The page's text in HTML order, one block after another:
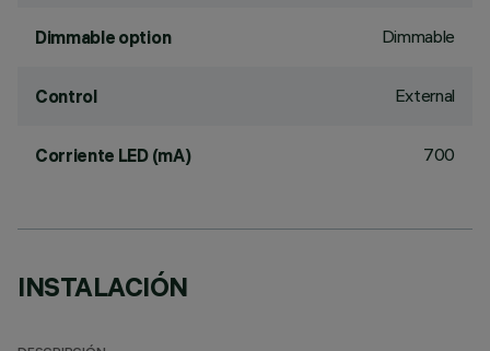
Dimmable option Dimmable
Control External
Corriente LED (mA) 700
INSTALACIÓN